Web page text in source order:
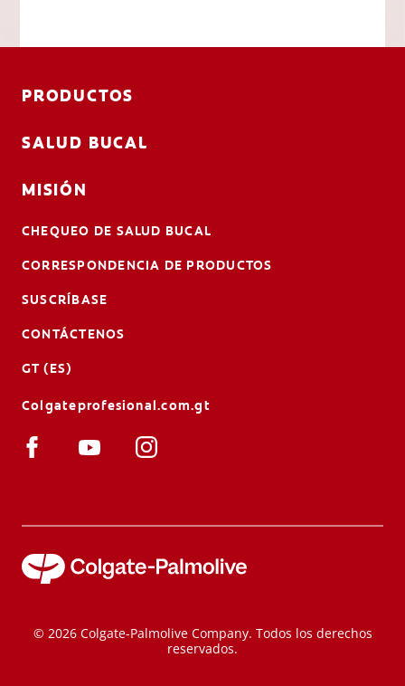
PRODUCTOS
SALUD BUCAL
MISIÓN
CHEQUEO DE SALUD BUCAL
CORRESPONDENCIA DE PRODUCTOS
SUSCRÍBASE
CONTÁCTENOS
GT (ES)
Colgateprofesional.com.gt
© 2026 Colgate-Palmolive Company. Todos los derechos
reservados.